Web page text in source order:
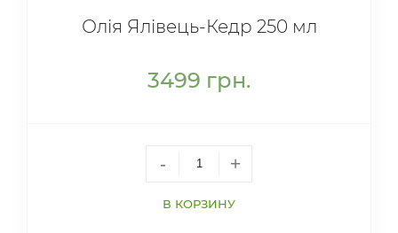
Олія Ялівець-Кедр 250 мл
3499 грн.
- +
В КОРЗИНУ